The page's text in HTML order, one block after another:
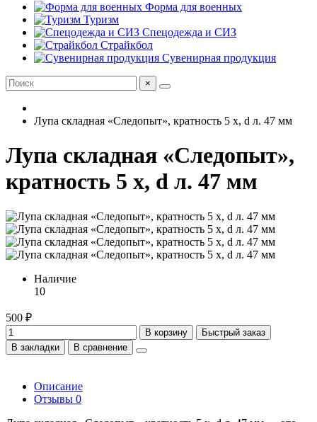
Форма для военных
Туризм
Спецодежда и СИЗ
Страйкбол
Сувенирная продукция
×
Лупа складная «Следопыт», кратность 5 х, d л. 47 мм
Лупа складная «Следопыт»,
кратность 5 х, d л. 47 мм
Наличие
10
500 ₽
В корзину
Быстрый заказ
В закладки
В сравнение
Описание
Отзывы 0